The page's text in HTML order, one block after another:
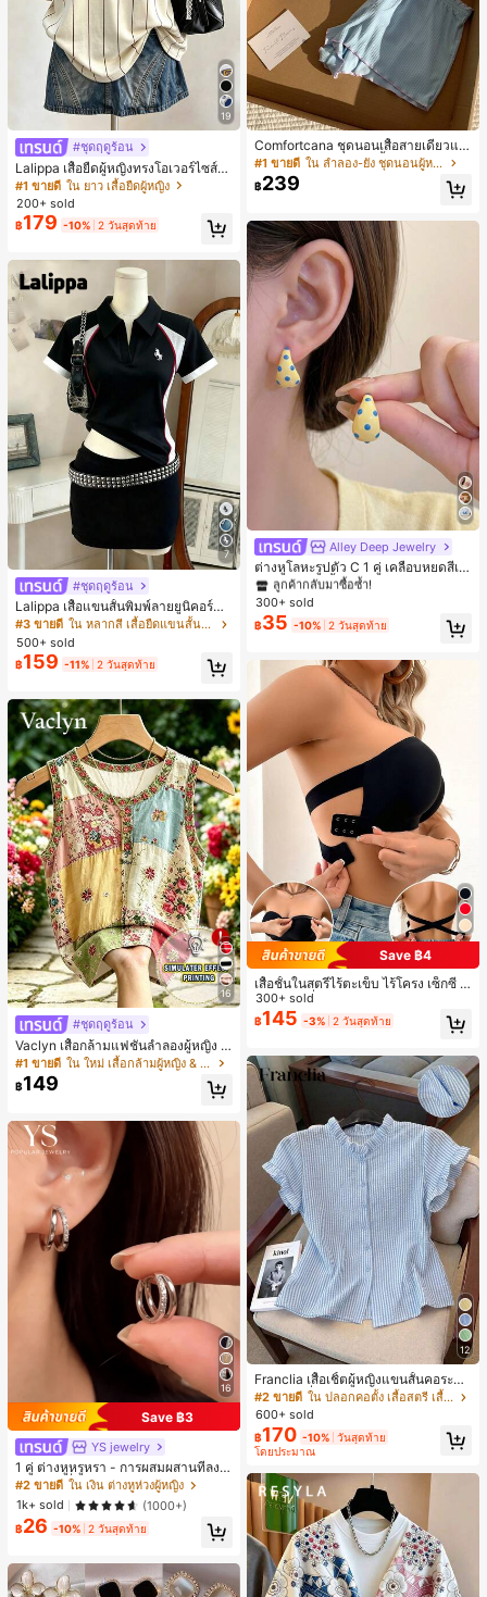
19
#ชุดฤดูร้อน
Lalippa เสื้อยืดผู้หญิงทรงโอเวอร์ไซส์ค
วามยาวกลาง คอกลม ไหล่ตก ลายพิมพ์
ตัวอักษรและลายทางแนวตั้ง สไตล์แฟชั่
นมินิมอล ของขวัญให้เพื่อน
#1 ขายดี ใน ยาว เสื้อยืดผู้หญิง
200+ sold
฿179 -10% 2 วันสุดท้าย
7
#ชุดฤดูร้อน
Lalippa เสื้อแขนสั้นพิมพ์ลายยูนิคอร์นล
ายทางสีตัดกันสำหรับผู้หญิง สไตล์วิทย
าลัย
#3 ขายดี
ใน หลากสี เสื้อยืดแขนสั้นเนื้อนุ่มสำหรับใส่ทุกวัน
500+ sold
฿159 -11% 2 วันสุดท้าย
16
#ชุดฤดูร้อน
Vaclyn เสื้อกล้ามแฟชั่นลำลองผู้หญิง ล
ายแพตช์เวิร์ก แขนกุด คอกลม ติดกระดุ
ม
#1 ขายดี ใน ใหม่ เสื้อกล้ามผู้หญิง & Camis
฿149
16
Save ฿3
YS jewelry
1 คู่ ต่างหูหรูหรา - การผสมผสานที่ลงตั
วของแฟชั่นและความซับซ้อน, ดีไซน์ส
องชั้น, เหมาะสำหรับสุภาพสตรีและนักเ
รียน, ต่างหูทองแดงฝังไมโคร
#2 ขายดี ใน เงิน ต่างหูห่วงผู้หญิง
1k+ sold
(1000+)
฿26 -10% 2 วันสุดท้าย
Comfortcana ชุดนอนเสื้อสายเดี่ยวแต่
งระบายและกางเกงขาสั้นสำหรับผู้หญิง
#1 ขายดี ใน ลำลอง-ยัง ชุดนอนผู้หญิง
฿239
Alley Deep Jewelry
ต่างหูโลหะรูปตัว C 1 คู่ เคลือบหยดสีเห
ลือง ลายจุดสีน้ำเงิน สไตล์ยุโรปและอเม
ริกัน แฟชั่นส่วนตัว หวานและสง่างาม
สำหรับผู้หญิงและเด็กหญิง สำหรับการเ
ดินทาง งานแต่งงาน ปาร์ตี้ วันเกิด ของ
ใน โบโฮ ต่างหูผู้หญิง
ลูกค้ากลับมาซื้อซ้ำ!
#1 ขายดี ใน โบโฮ ต่างหูผู้หญิง
ลูกค้ากลับมาซื้อซ้ำ!
#1 ขายดี ใน โบโฮ ต่างหูผู้หญิง
ลูกค้ากลับมาซื้อซ้ำ!
#1 ขายดี ใน โบโฮ ต่างหูผู้หญิง
ลูกค้ากลับมาซื้อซ้ำ!
300+ sold
฿35 -10% 2 วันสุดท้าย
Save ฿4
เสื้อชั้นในสตรีไร้ตะเข็บ ไร้โครง เซ็กซี่ ด้
านข้างไม่ลื่น แผ่นรองถอดได้ ลายไขว้ห
ลัง ไร้สาย สบายตลอดวัน
300+ sold
฿145 -3% 2 วันสุดท้าย
12
Franclia เสื้อเชิ้ตผู้หญิงแขนสั้นคอระบา
ยกระดุมเดี่ยวลายทาง
#2 ขายดี
ใน ปลอกคอตั้ง เสื้อสตรี เสื้อเบลาส์ & Tee
600+ sold
฿170 -10% วันสุดท้าย
โดยประมาณ